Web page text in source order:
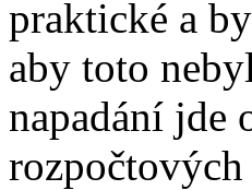
praktické a
aby toto
napadání jde